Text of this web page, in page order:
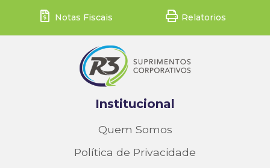
Notas Fiscais Relatorios
Institucional
Quem Somos
Política de Privacidade